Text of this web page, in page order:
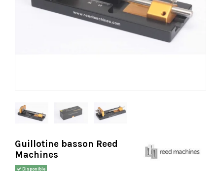
Guillotine basson Reed
Machines
Disponible